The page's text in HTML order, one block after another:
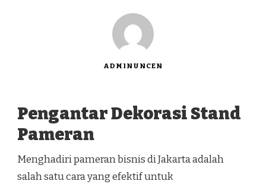
ADMINUNCEN
Pengantar Dekorasi Stand
Pameran
Menghadiri pameran bisnis di Jakarta adalah
salah satu cara yang efektif untuk